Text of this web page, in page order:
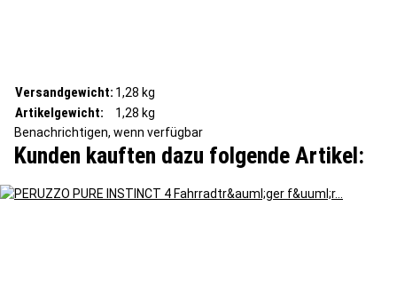
Versandgewicht: 1,28 kg
Artikelgewicht: 1,28 kg
Benachrichtigen, wenn verfügbar
Kunden kauften dazu folgende Artikel: